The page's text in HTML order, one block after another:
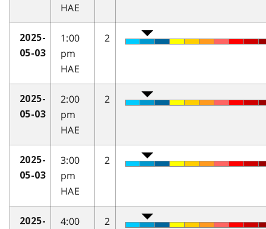
HAE
2025-
05-03
1:00
pm
HAE
2
2025-
05-03
2:00
pm
HAE
2
2025-
05-03
3:00
pm
HAE
2
2025-
4:00
2